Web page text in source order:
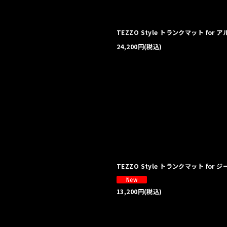
TEZZO Style トランクマット for ア
24,200円(税込)
TEZZO Style トランクマット for
13,200円(税込)